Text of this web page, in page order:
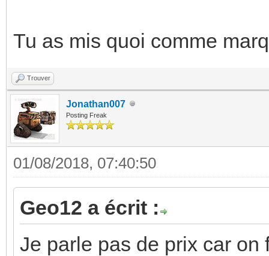
Tu as mis quoi comme
Trouver
Jonathan007
Posting Freak
01/08/2018, 07:40:50
Geo12 a écrit :
Je parle pas de prix car